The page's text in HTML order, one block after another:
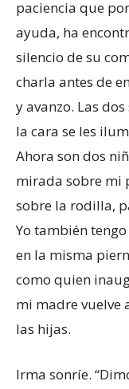
paciencia que
ayuda, ha
silencio de su
charla antes de
y avanzo. Las
la cara se les
Ahora son dos
mirada sobre mi
sobre la rodilla,
Yo también
en la misma
como quien
mi madre vuelve
las hijas.
Irma sonríe.